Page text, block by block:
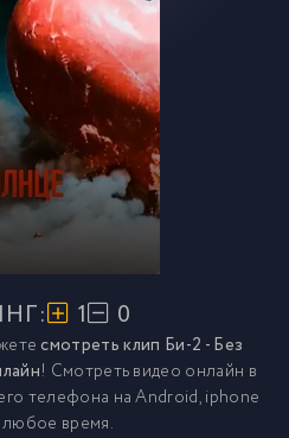
1 0
смотреть клип Би-2 - Без
! Смотреть видео онлайн в
телефона на Android, iphone
любое время.